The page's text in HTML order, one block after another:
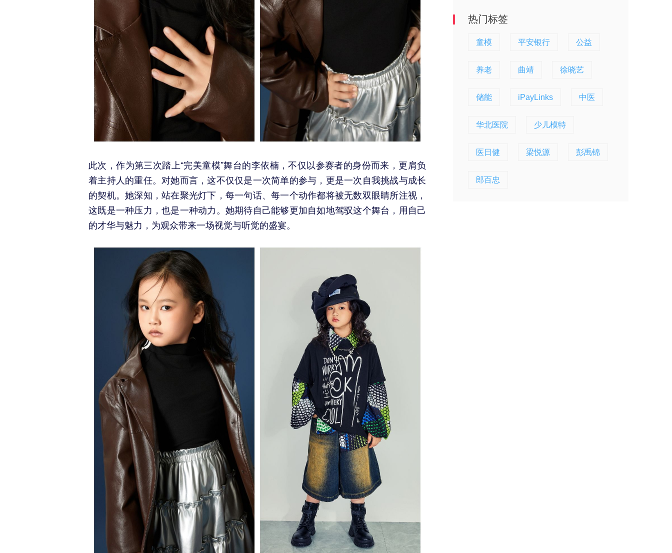
此次，作为第三次踏上“完美童模”舞台的李依楠，不仅以参赛者的身份而来，更肩负
着主持人的重任。对她而言，这不仅仅是一次简单的参与，更是一次自我挑战与成长
的契机。她深知，站在聚光灯下，每一句话、每一个动作都将被无数双眼睛所注视，
这既是一种压力，也是一种动力。她期待自己能够更加自如地驾驭这个舞台，用自己
的才华与魅力，为观众带来一场视觉与听觉的盛宴。
热门标签
童模 平安银行 公益
养老 曲靖 徐晓艺
储能 iPayLinks 中医
华北医院 少儿模特
医日健 梁悦源 彭禹锦
郎百忠